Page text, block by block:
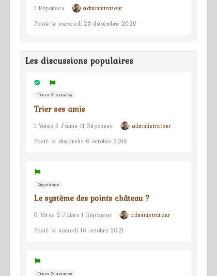
1 Réponses
administrateur
Posté le mercredi 23 décembre 2020
Les discussions populaires
Trucs & astuces
Trier ses amis
1 Votes 3 J'aime 11 Réponses
administrateur
Posté le dimanche 6 octobre 2019
Questions
Le système des points château ?
0 Votes 2 J'aime 1 Réponses
administrateur
Posté le samedi 16 octobre 2021
Trucs & astuces